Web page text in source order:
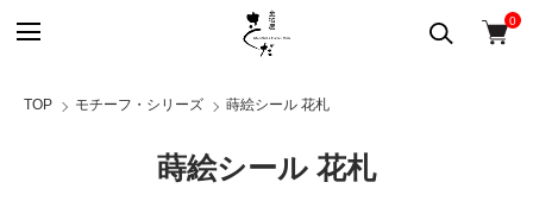
0
TOP モチーフ・シリーズ 蒔絵シール 花札
蒔絵シール 花札